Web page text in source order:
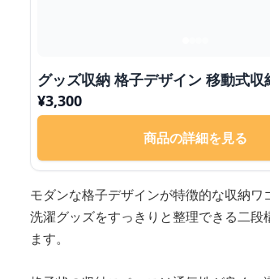
グッズ収納 格子デザイン 移動式収
¥3,300
商品の詳細を見る
モダンな格子デザインが特徴的な収納ワ
洗濯グッズをすっきりと整理できる二
ます。